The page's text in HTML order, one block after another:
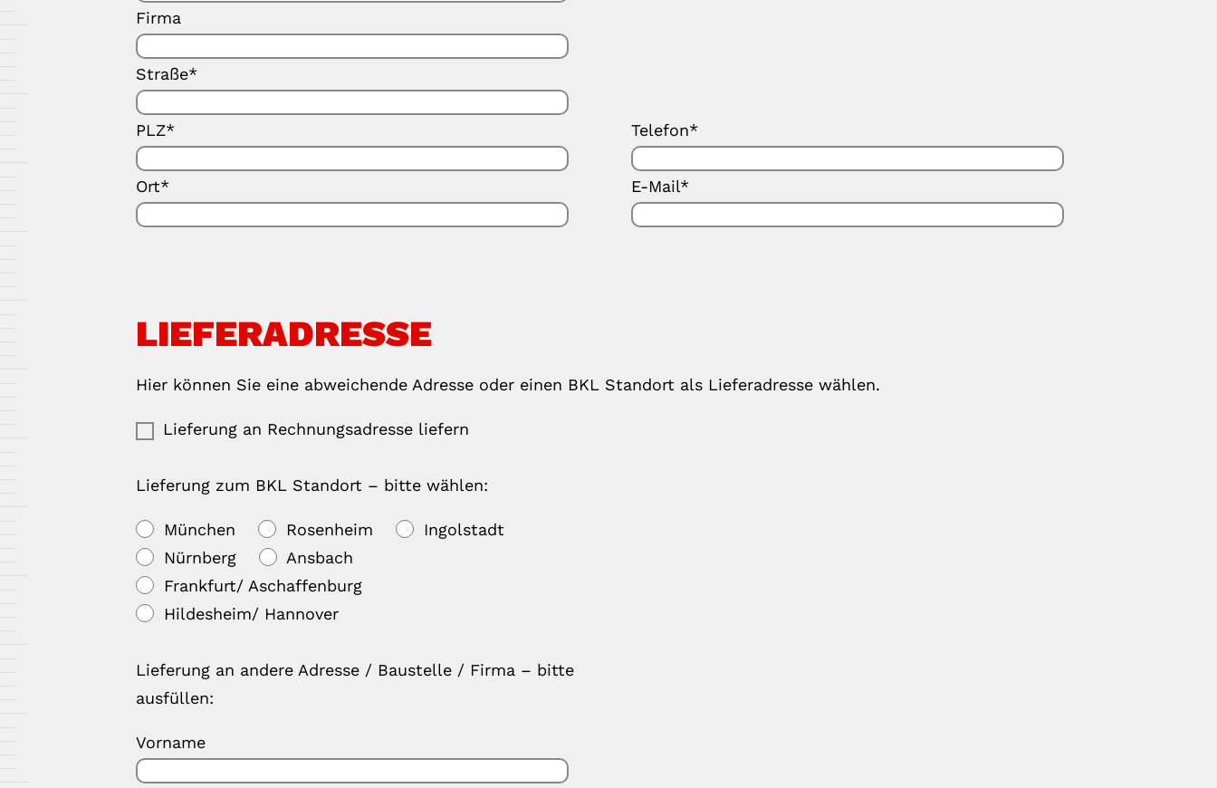
Firma
Straße*
PLZ*
Ort*
Telefon*
E-Mail*
LIEFERADRESSE
Hier können Sie eine abweichende Adresse oder einen BKL Standort als Lieferadresse wählen.
Lieferung an Rechnungsadresse liefern
Lieferung zum BKL Standort – bitte wählen:
München Rosenheim
Ingolstadt
Nürnberg
Ansbach
Frankfurt/ Aschaffenburg
Hildesheim/ Hannover
Lieferung an andere Adresse / Baustelle / Firma – bitte
ausfüllen:
Vorname